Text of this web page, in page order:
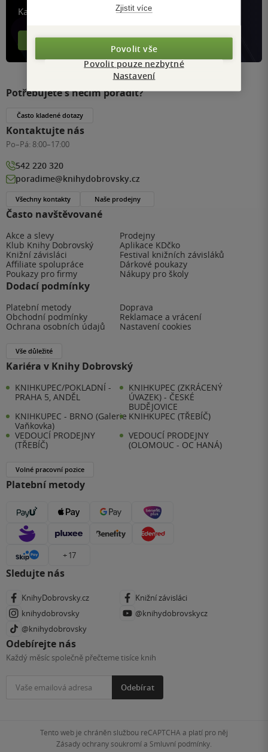
Každý měsíc společně přečteme tisíce knih
Více o aplikaci Více o klubu
Často navštěvované
Akce a slevy
Prodejny
Klub Knihy Dobrovský
Aplikace KDčko
Knižní závisláci
Festival knižních závisláků
Affiliate spolupráce
Dárkové poukazy
Poukazy pro firmy
Nákupy pro školy
Dodací podmínky
Platební metody
Doprava
Obchodní podmínky
Reklamace a vrácení
Ochrana osobních údajů
Nastavení cookies
Vše důležité
Kariéra v Knihy Dobrovský
KNIHKUPEC/POKLADNÍ -
PRAHA 5, ANDĚL
KNIHKUPEC (ZKRÁCENÝ
ÚVAZEK) - ČESKÉ
BUDĚJOVICE
KNIHKUPEC - BRNO (Galerie
Vaňkovka)
KNIHKUPEC (TŘEBÍČ)
VEDOUCÍ PRODEJNY
(TŘEBÍČ)
VEDOUCÍ PRODEJNY
(OLOMOUC - OC HANÁ)
Volné pracovní pozice
Platební metody
+ 17
Sledujte nás
KnihyDobrovsky.cz
Knižní závisláci
knihydobrovsky
@knihydobrovskycz
@knihydobrovsky
Odebírejte nás
Každý měsíc společně přečteme tisíce knih
Odebírat
Potřebujete s něčím poradit?
Často kladené dotazy
Kontaktujte nás
Po–Pá: 8:00–17:00
542 220 320
poradime@knihydobrovsky.cz
Všechny kontakty Naše prodejny
Tento web je chráněn službou reCAPTCHA a platí pro něj
Zásady ochrany soukromía Smluvní podmínky
Zjistit více
Povolit vše
Povolit pouze nezbytné
Nastavení